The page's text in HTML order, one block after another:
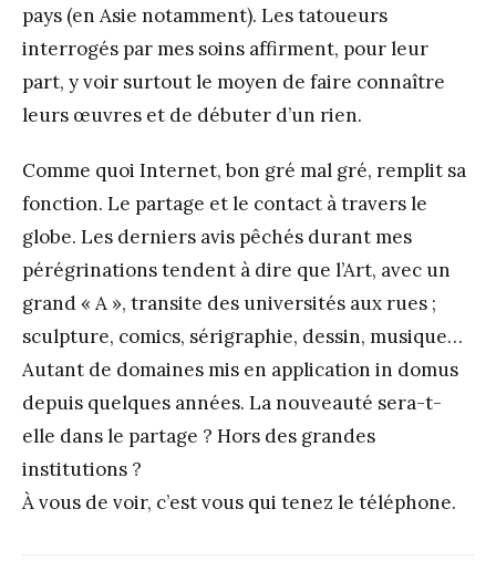
pays (en Asie notamment). Les tatoueurs
interrogés par mes soins affirment, pour leur
part, y voir surtout le moyen de faire connaître
leurs œuvres et de débuter d’un rien.
Comme quoi Internet, bon gré mal gré, remplit sa
fonction. Le partage et le contact à travers le
globe. Les derniers avis pêchés durant mes
pérégrinations tendent à dire que l’Art, avec un
grand « A », transite des universités aux rues ;
sculpture, comics, sérigraphie, dessin, musique…
Autant de domaines mis en application in domus
depuis quelques années. La nouveauté sera-t-
elle dans le partage ? Hors des grandes
institutions ?
À vous de voir, c’est vous qui tenez le téléphone.